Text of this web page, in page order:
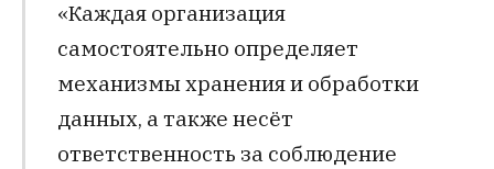
«Каждая организация
самостоятельно определяет
механизмы хранения и обработки
данных, а также несёт
ответственность за соблюдение